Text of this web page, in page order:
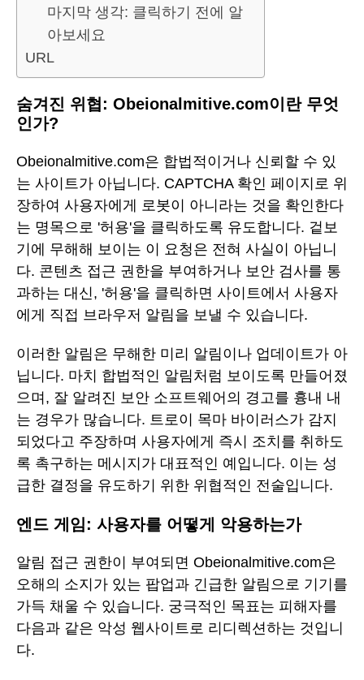
마지막 생각: 클릭하기 전에 알
아보세요
URL
숨겨진 위협: Obeionalmitive.com이란 무엇
인가?
Obeionalmitive.com은 합법적이거나 신뢰할 수 있
는 사이트가 아닙니다. CAPTCHA 확인 페이지로 위
장하여 사용자에게 로봇이 아니라는 것을 확인한다
는 명목으로 '허용'을 클릭하도록 유도합니다. 겉보
기에 무해해 보이는 이 요청은 전혀 사실이 아닙니
다. 콘텐츠 접근 권한을 부여하거나 보안 검사를 통
과하는 대신, '허용'을 클릭하면 사이트에서 사용자
에게 직접 브라우저 알림을 보낼 수 있습니다.
이러한 알림은 무해한 미리 알림이나 업데이트가 아
닙니다. 마치 합법적인 알림처럼 보이도록 만들어졌
으며, 잘 알려진 보안 소프트웨어의 경고를 흉내 내
는 경우가 많습니다. 트로이 목마 바이러스가 감지
되었다고 주장하며 사용자에게 즉시 조치를 취하도
록 촉구하는 메시지가 대표적인 예입니다. 이는 성
급한 결정을 유도하기 위한 위협적인 전술입니다.
엔드 게임: 사용자를 어떻게 악용하는가
알림 접근 권한이 부여되면 Obeionalmitive.com은
오해의 소지가 있는 팝업과 긴급한 알림으로 기기를
가득 채울 수 있습니다. 궁극적인 목표는 피해자를
다음과 같은 악성 웹사이트로 리디렉션하는 것입니
다.